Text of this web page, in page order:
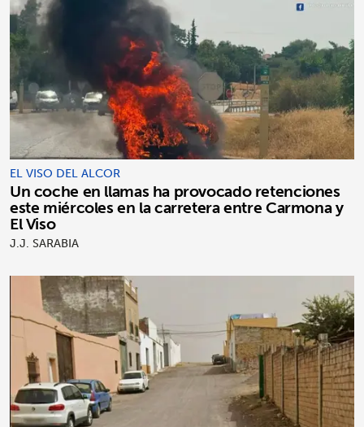
EL VISO DEL ALCOR
Un coche en llamas ha provocado retenciones
este miércoles en la carretera entre Carmona y
El Viso
J.J. SARABIA